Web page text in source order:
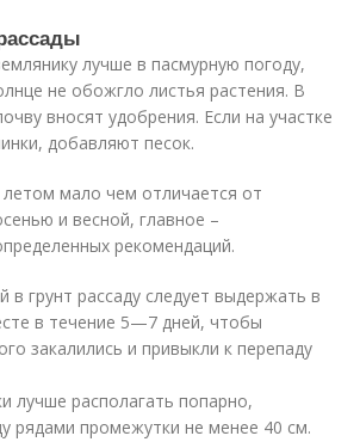
лучше в пасмурную погоду,
не обожгло листья растения. В
вносят удобрения. Если на участке
добавляют песок.
летом мало чем отличается от
и весной, главное –
рекомендаций.
в грунт рассаду следует выдержать в
в течение 5—7 дней, чтобы
закалились и привыкли к перепаду
лучше располагать попарно,
рядами промежутки не менее 40 см.